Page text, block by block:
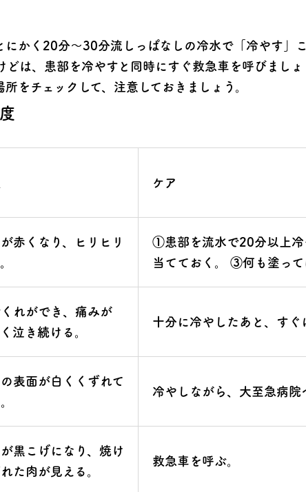
にかく20分～30分流しっぱなしの冷水で「冷やす」
どは、患部を冷やすと同時にすぐ救急車を呼びまし
をチェックして、注意しておきましょう。
ケア
赤くなり、ヒリヒリ
①患部を流水で20分以上
当てておく。 ③何も塗って
れができ、痛みが
泣き続ける。
十分に冷やしたあと、すぐ
表面が白くくずれて
冷やしながら、大至急病院
黒こげになり、焼け
た肉が見える。
救急車を呼ぶ。